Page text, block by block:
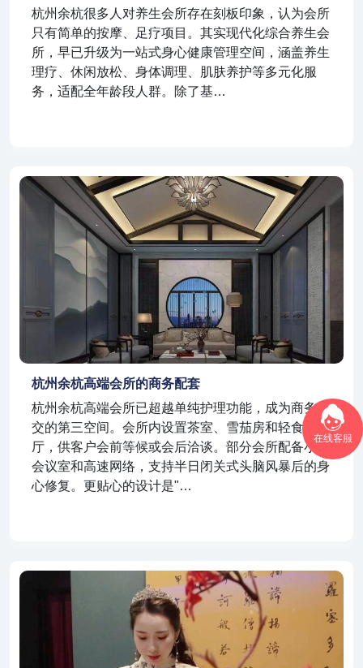
在线客服
杭州余杭很多人对养生会所存在刻板印象，认为会所
只有简单的按摩、足疗项目。其实现代化综合养生会
所，早已升级为一站式身心健康管理空间，涵盖养生
理疗、休闲放松、身体调理、肌肤养护等多元化服
务，适配全年龄段人群。除了基…
杭州余杭高端会所的商务配套
杭州余杭高端会所已超越单纯护理功能，成为商务社
交的第三空间。会所内设置茶室、雪茄房和轻食餐
厅，供客户会前等候或会后洽谈。部分会所配备小型
会议室和高速网络，支持半日闭关式头脑风暴后的身
心修复。更贴心的设计是"…